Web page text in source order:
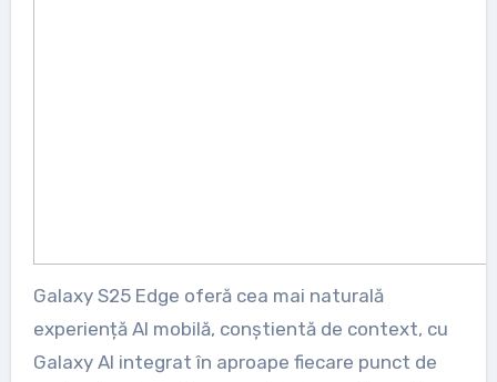
Galaxy S25 Edge oferă cea mai naturală
experiență AI mobilă, conștientă de context, cu
Galaxy AI integrat în aproape fiecare punct de